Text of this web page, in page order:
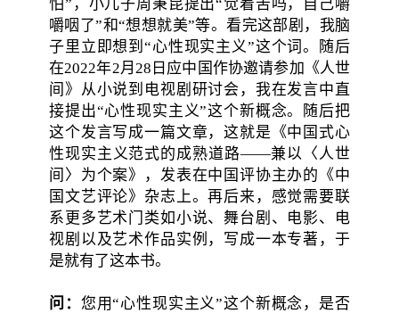
怕”，小儿子周秉昆提出“觉着苦吗，自己嚼
嚼咽了”和“想想就美”等。看完这部剧，我脑
子里立即想到“心性现实主义”这个词。随后
在2022年2月28日应中国作协邀请参加《人世
间》从小说到电视剧研讨会，我在发言中直
接提出“心性现实主义”这个新概念。随后把
这个发言写成一篇文章，这就是《中国式心
性现实主义范式的成熟道路——兼以〈人世
间〉为个案》，发表在中国评协主办的《中
国文艺评论》杂志上。再后来，感觉需要联
系更多艺术门类如小说、舞台剧、电影、电
视剧以及艺术作品实例，写成一本专著，于
是就有了这本书。
问： 您用“心性现实主义”这个新概念，是否